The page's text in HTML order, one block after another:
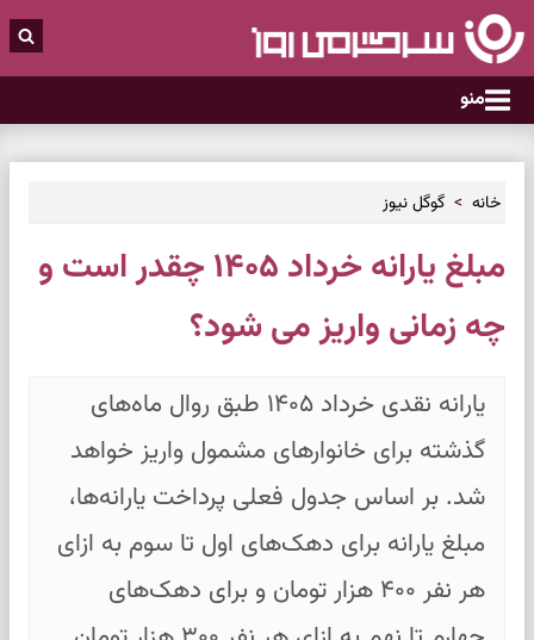
منو
خانه گوگل نیوز
مبلغ یارانه خرداد ۱۴۰۵ چقدر است و
چه زمانی واریز می شود؟
یارانه نقدی خرداد ۱۴۰۵ طبق روال ماه‌های
گذشته برای خانوارهای مشمول واریز خواهد
شد. بر اساس جدول فعلی پرداخت یارانه‌ها،
مبلغ یارانه برای دهک‌های اول تا سوم به ازای
هر نفر ۴۰۰ هزار تومان و برای دهک‌های